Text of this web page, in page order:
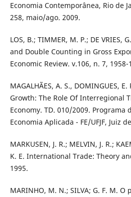
Economia Contemporânea, Rio de
258, maio/ago. 2009.
LOS, B.; TIMMER, M. P.; DE VRIES,
and Double Counting in Gross
Economic Review. v.106, n. 7, 1958-
MAGALHÃES, A. S., DOMINGUES,
Growth: The Role Of Interregional
Economy. TD. 010/2009. Programa
Economia Aplicada - FE/UFJF, Juiz
MARKUSEN, J. R.; MELVIN, J. R.;
K. E. International Trade: Theory
1995.
MARINHO, M. N.; SILVA; G. F. M.